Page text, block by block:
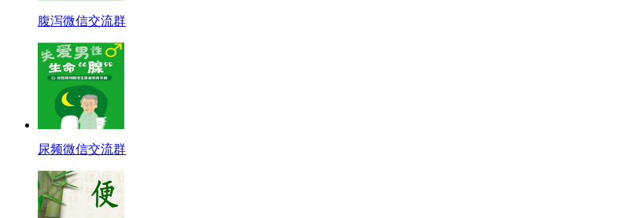
腹泻微信交流群
尿频微信交流群